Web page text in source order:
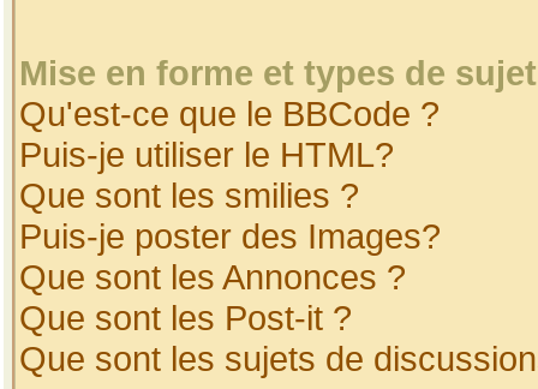
Mise en forme et types de
Qu'est-ce que le BBCode ?
Puis-je utiliser le HTML?
Que sont les smilies ?
Puis-je poster des Images?
Que sont les Annonces ?
Que sont les Post-it ?
Que sont les sujets de